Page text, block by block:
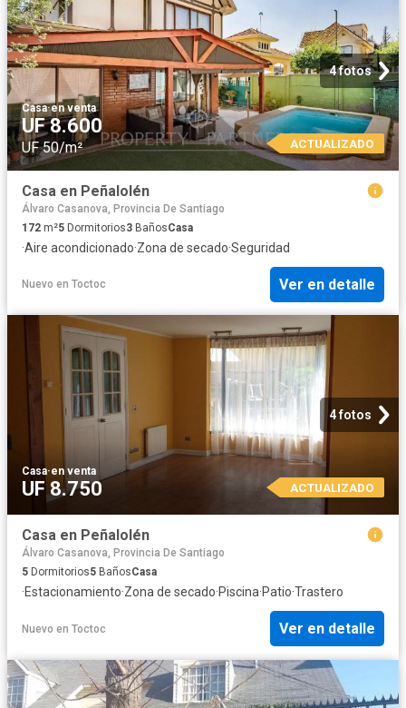
4 fotos
Casa·en venta
UF 8.600
UF 50/m² ACTUALIZADO
Casa en Peñalolén
Álvaro Casanova, Provincia De Santiago
172 m²5 Dormitorios3 BañosCasa
·Aire acondicionado·Zona de secado·Seguridad
Nuevo en Toctoc Ver en detalle
4 fotos
Casa·en venta
UF 8.750 ACTUALIZADO
Casa en Peñalolén
Álvaro Casanova, Provincia De Santiago
5 Dormitorios5 BañosCasa
·Estacionamiento·Zona de secado·Piscina·Patio·Trastero
Nuevo en Toctoc Ver en detalle